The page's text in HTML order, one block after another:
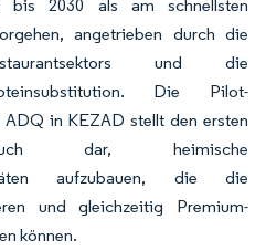
2030 als am schnellsten
angetrieben durch die
und die
Die Pilot-
ADQ in KEZAD stellt den ersten
dar, heimische
aufzubauen, die die
und gleichzeitig Premium-
können.